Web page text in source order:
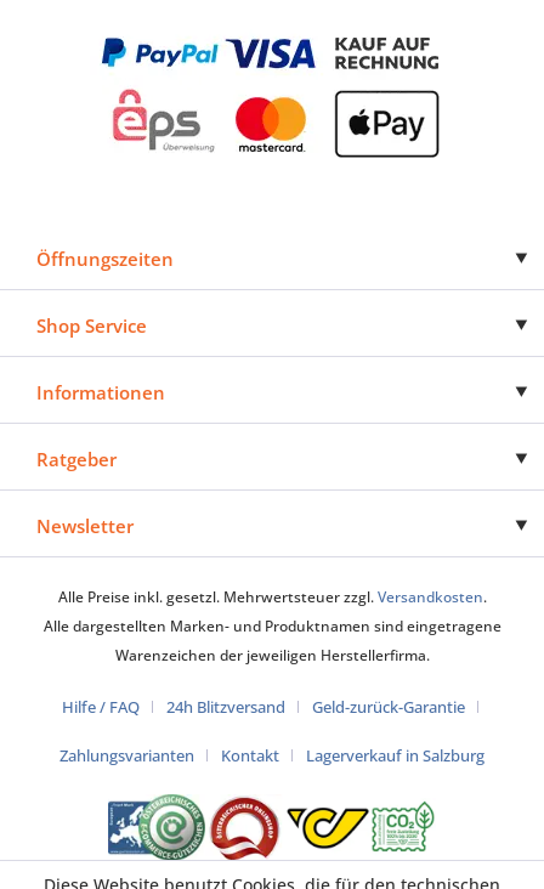
Öffnungszeiten
Shop Service
Informationen
Ratgeber
Newsletter
Alle Preise inkl. gesetzl. Mehrwertsteuer zzgl.Versandkosten.
Alle dargestellten Marken- und Produktnamen sind eingetragene
Warenzeichen der jeweiligen Herstellerfirma.
Hilfe / FAQ 24h Blitzversand Geld-zurück-Garantie
Zahlungsvarianten Kontakt Lagerverkauf in Salzburg